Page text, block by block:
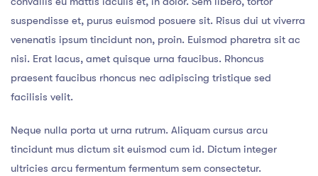
suspendisse et, purus euismod posuere sit. Risus dui ut viverra
venenatis ipsum tincidunt non, proin. Euismod pharetra sit ac
nisi. Erat lacus, amet quisque urna faucibus. Rhoncus
praesent faucibus rhoncus nec adipiscing tristique sed
facilisis velit.
Neque nulla porta ut urna rutrum. Aliquam cursus arcu
tincidunt mus dictum sit euismod cum id. Dictum integer
ultricies arcu fermentum fermentum sem consectetur.